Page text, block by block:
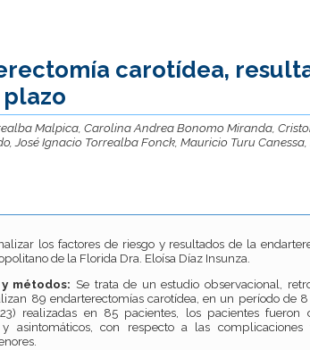
carotídea,
Malpica, Carolina Andrea Bonomo Miranda,
José Ignacio Torrealba Fonck, Mauricio Turu Canessa,
los factores de riesgo y resultados de la
de la Florida Dra. Eloísa Díaz Insunza.
métodos: Se trata de un estudio observacional,
89 endarterectomías carotídea, en un período de
realizadas en 85 pacientes, los pacientes fueron
y asintomáticos, con respecto a las complicaciones